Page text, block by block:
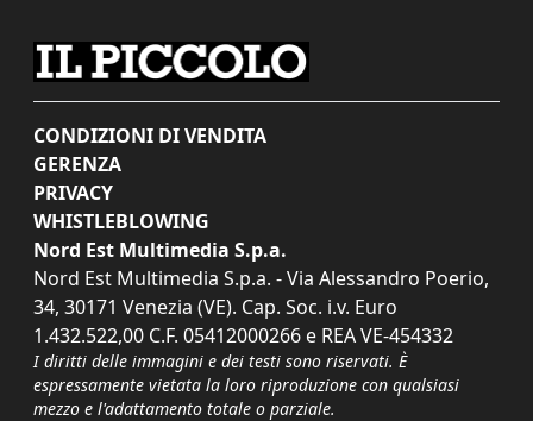
CONDIZIONI DI VENDITA
GERENZA
PRIVACY
WHISTLEBLOWING
Nord Est Multimedia S.p.a.
Nord Est Multimedia S.p.a. - Via Alessandro Poerio,
34, 30171 Venezia (VE). Cap. Soc. i.v. Euro
1.432.522,00 C.F. 05412000266 e REA VE-454332
I diritti delle immagini e dei testi sono riservati. È
espressamente vietata la loro riproduzione con qualsiasi
mezzo e l'adattamento totale o parziale.